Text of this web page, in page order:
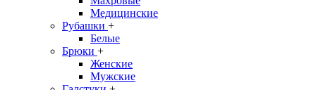
Медицинские
Рубашки +
Белые
Брюки +
Женские
Мужские